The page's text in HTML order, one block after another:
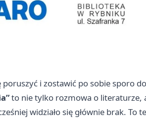
i zostawić po sobie sporo do
to nie tylko rozmowa o literaturze,
widziało się głównie brak. To